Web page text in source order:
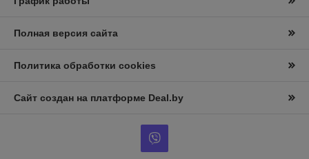
Полная версия сайта
Политика обработки cookies
Сайт создан на платформе Deal.by